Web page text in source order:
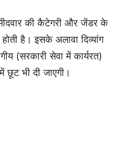
की कैटेगरी और जेंडर के
है। इसके अलावा दिव्यांग
(सरकारी सेवा में कार्यरत)
छूट भी दी जाएगी।